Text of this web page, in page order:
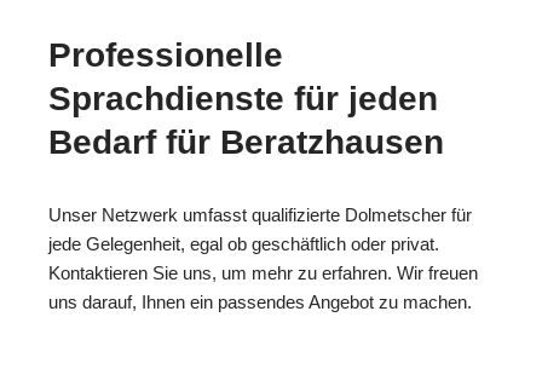
Professionelle
Sprachdienste für jeden
Bedarf für Beratzhausen
Unser Netzwerk umfasst qualifizierte Dolmetscher für
jede Gelegenheit, egal ob geschäftlich oder privat.
Kontaktieren Sie uns, um mehr zu erfahren. Wir freuen
uns darauf, Ihnen ein passendes Angebot zu machen.